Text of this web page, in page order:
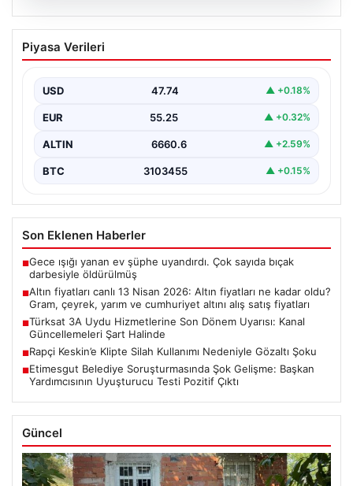
Altın fiyatları canlı 13 Nisan 2026: Altın
fiyatları ne kadar oldu? Gram, çeyrek,
fiyatları
{“title”: “Altın Fiyatları 13 Nisan 2026 Güncel Durum ve
Analizler”, “content”: “ Son dönemde…
Piyasa Verileri
USD 47.74 ▲ +0.18%
EUR 55.25 ▲ +0.32%
ALTIN 6660.6 ▲ +2.59%
BTC 3103455 ▲ +0.15%
Son Eklenen Haberler
■Gece ışığı yanan ev şüphe uyandırdı. Çok sayıda bıçak
darbesiyle öldürülmüş
■Altın fiyatları canlı 13 Nisan 2026: Altın fiyatları ne kadar oldu?
Gram, çeyrek, yarım ve cumhuriyet altını alış satış fiyatları
■Türksat 3A Uydu Hizmetlerine Son Dönem Uyarısı: Kanal
Güncellemeleri Şart Halinde
■Rapçi Keskin’e Klipte Silah Kullanımı Nedeniyle Gözaltı Şoku
■Etimesgut Belediye Soruşturmasında Şok Gelişme: Başkan
Yardımcısının Uyuşturucu Testi Pozitif Çıktı
Güncel